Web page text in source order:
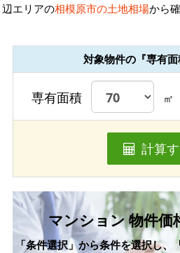
辺エリアの相模原市の土地相場から
対象物件の『専有
専有面積 ㎡
計算
マンション 物件価
「条件選択」から条件を選択し